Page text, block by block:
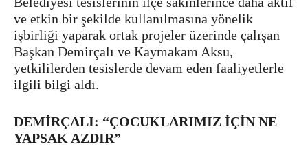
ve etkin bir şekilde kullanılmasına yönelik
işbirliği yaparak ortak projeler üzerinde çalışan
Başkan Demirçalı ve Kaymakam Aksu,
yetkililerden tesislerde devam eden faaliyetlerle
ilgili bilgi aldı.
DEMİRÇALI: “ÇOCUKLARIMIZ İÇİN NE
YAPSAK AZDIR”